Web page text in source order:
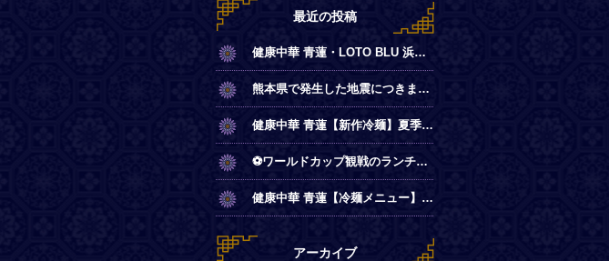
最近の投稿
健康中華 青蓮・LOTO BLU 浜離宮店【夏季営業時間のお知らせ】
熊本県で発生した地震につきまして
健康中華 青蓮【新作冷麺】夏季限定◎冷やし麻辣麺
⚽ワールドカップ観戦のランチは青蓮で！
健康中華 青蓮【冷麺メニュー】一部店舗にてスタート
アーカイブ